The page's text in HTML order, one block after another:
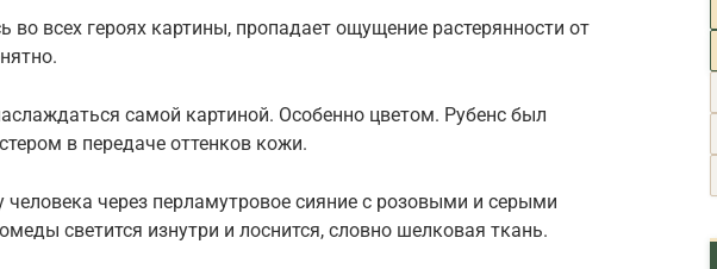
во всех героях картины, пропадает ощущение растерянности от
самой картиной. Особенно цветом. Рубенс был
в передаче оттенков кожи.
человека через перламутровое сияние с розовыми и серыми
светится изнутри и лоснится, словно шелковая ткань.